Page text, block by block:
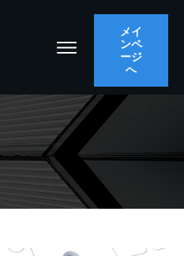
メイ
ンペ
ージ
へ